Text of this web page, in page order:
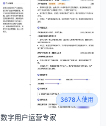
3678人使用
数字用户运营专家